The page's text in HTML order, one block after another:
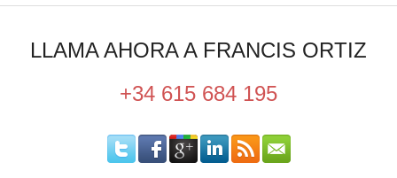
LLAMA AHORA A FRANCIS ORTIZ
+34 615 684 195